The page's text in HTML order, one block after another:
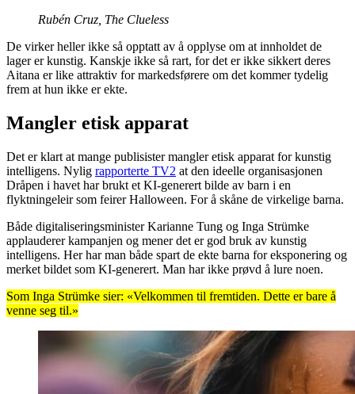
Rubén Cruz, The Clueless
De virker heller ikke så opptatt av å opplyse om at innholdet de
lager er kunstig. Kanskje ikke så rart, for det er ikke sikkert deres
Aitana er like attraktiv for markedsførere om det kommer tydelig
frem at hun ikke er ekte.
Mangler etisk apparat
Det er klart at mange publisister mangler etisk apparat for kunstig
intelligens. Nylig rapporterte TV2 at den ideelle organisasjonen
Dråpen i havet har brukt et KI-generert bilde av barn i en
flyktningeleir som feirer Halloween. For å skåne de virkelige barna.
Både digitaliseringsminister Karianne Tung og Inga Strümke
applauderer kampanjen og mener det er god bruk av kunstig
intelligens. Her har man både spart de ekte barna for eksponering og
merket bildet som KI-generert. Man har ikke prøvd å lure noen.
Som Inga Strümke sier: «Velkommen til fremtiden. Dette er bare å
venne seg til.»